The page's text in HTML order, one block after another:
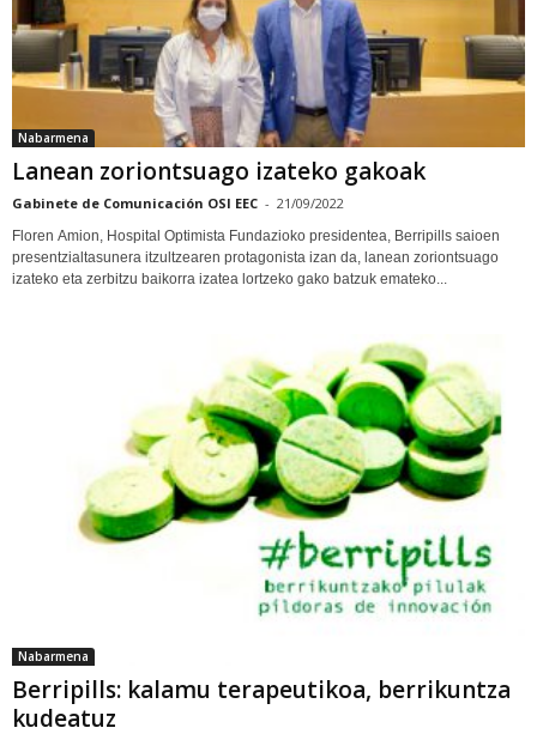
Nabarmena
Lanean zoriontsuago izateko gakoak
Gabinete de Comunicación OSI EEC - 21/09/2022
Floren Amion, Hospital Optimista Fundazioko presidentea, Berripills saioen
presentzialtasunera itzultzearen protagonista izan da, lanean zoriontsuago
izateko eta zerbitzu baikorra izatea lortzeko gako batzuk emateko...
Nabarmena
Berripills: kalamu terapeutikoa, berrikuntza
kudeatuz